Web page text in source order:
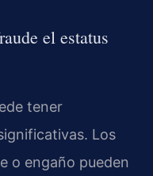
el estatus
tener
Los
o engaño pueden